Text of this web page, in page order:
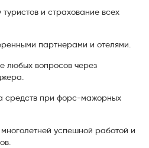
и страхование всех
партнерами и отелями.
любых вопросов через
средств при форс-мажорных
успешной работой и